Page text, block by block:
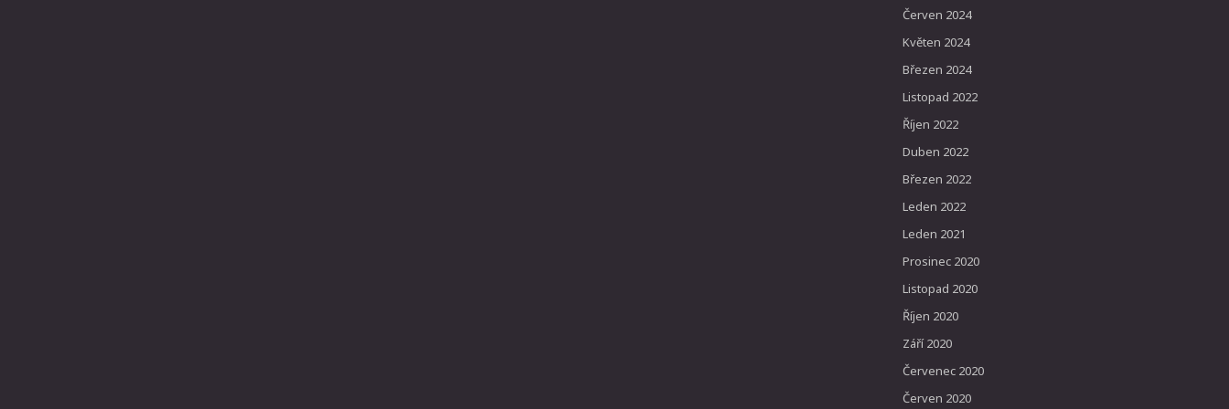
Červen 2024
Květen 2024
Březen 2024
Listopad 2022
Říjen 2022
Duben 2022
Březen 2022
Leden 2022
Leden 2021
Prosinec 2020
Listopad 2020
Říjen 2020
Září 2020
Červenec 2020
Červen 2020